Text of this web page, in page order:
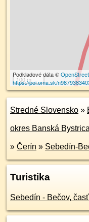
100 m
Podkladové dáta ©
https://poi.oma.sk/
Stredné Slovensko »
okres Banská Bystrica
» Čerín » Sebedín-
Turistika
Sebedín - Bečov,